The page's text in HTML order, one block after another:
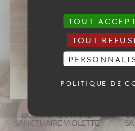
BOUGIE NEUVAINE
SANCTUAIRE VIOLETTE
TOUT
TOUT
POLITIQUE DE